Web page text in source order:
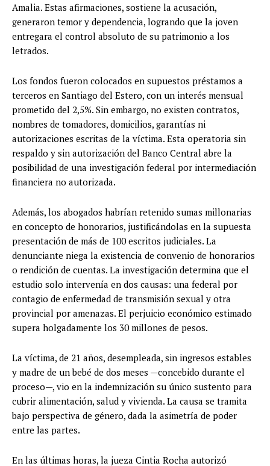
Amalia. Estas afirmaciones, sostiene la acusación,
generaron temor y dependencia, logrando que la joven
entregara el control absoluto de su patrimonio a los
letrados.
Los fondos fueron colocados en supuestos préstamos a
terceros en Santiago del Estero, con un interés mensual
prometido del 2,5%. Sin embargo, no existen contratos,
nombres de tomadores, domicilios, garantías ni
autorizaciones escritas de la víctima. Esta operatoria sin
respaldo y sin autorización del Banco Central abre la
posibilidad de una investigación federal por intermediación
financiera no autorizada.
Además, los abogados habrían retenido sumas millonarias
en concepto de honorarios, justificándolas en la supuesta
presentación de más de 100 escritos judiciales. La
denunciante niega la existencia de convenio de honorarios
o rendición de cuentas. La investigación determina que el
estudio solo intervenía en dos causas: una federal por
contagio de enfermedad de transmisión sexual y otra
provincial por amenazas. El perjuicio económico estimado
supera holgadamente los 30 millones de pesos.
La víctima, de 21 años, desempleada, sin ingresos estables
y madre de un bebé de dos meses —concebido durante el
proceso—, vio en la indemnización su único sustento para
cubrir alimentación, salud y vivienda. La causa se tramita
bajo perspectiva de género, dada la asimetría de poder
entre las partes.
En las últimas horas, la jueza Cintia Rocha autorizó